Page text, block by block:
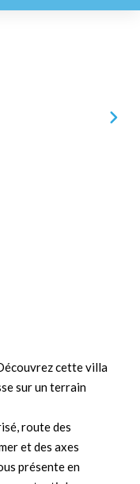
cette villa
sur un terrain
route des
et des axes
présente en